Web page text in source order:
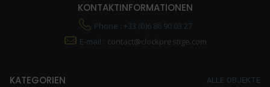
KONTAKTINFORMATIONEN
Phone : +33 (0)6 86 90 03 27
E-mail : contact@clockprestige.com
KATEGORIEN ALLE OBJEKTE